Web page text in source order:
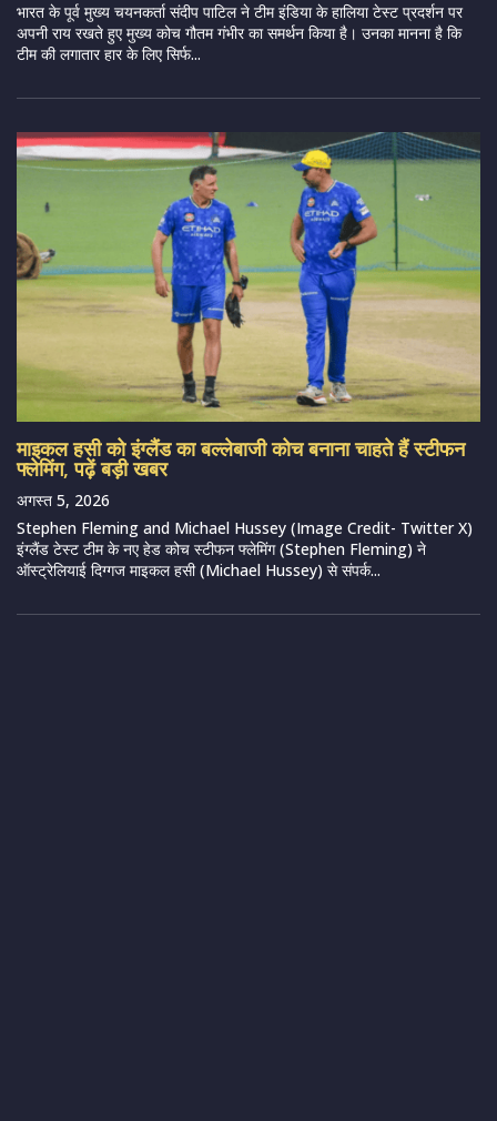
भारत के पूर्व मुख्य चयनकर्ता संदीप पाटिल ने टीम इंडिया के हालिया टेस्ट प्रदर्शन पर
अपनी राय रखते हुए मुख्य कोच गौतम गंभीर का समर्थन किया है। उनका मानना है कि
टीम की लगातार हार के लिए सिर्फ...
माइकल हसी को इंग्लैंड का बल्लेबाजी कोच बनाना चाहते हैं स्टीफन
फ्लेमिंग, पढ़ें बड़ी खबर
अगस्त 5, 2026
Stephen Fleming and Michael Hussey (Image Credit- Twitter X)
इंग्लैंड टेस्ट टीम के नए हेड कोच स्टीफन फ्लेमिंग (Stephen Fleming) ने
ऑस्ट्रेलियाई दिग्गज माइकल हसी (Michael Hussey) से संपर्क...